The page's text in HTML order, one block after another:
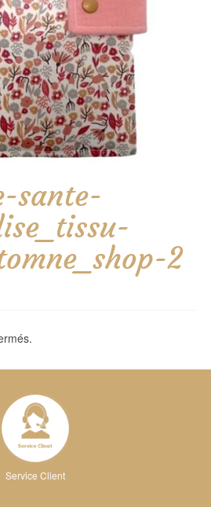
sante-
2
Service Client